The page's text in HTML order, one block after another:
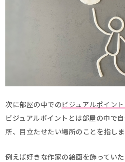
次に部屋の中での ビジュアルポイン
ビジュアルポイントとは部屋の中で
所、目立たせたい場所のことを指しま
例えば好きな作家の絵画を飾ってい